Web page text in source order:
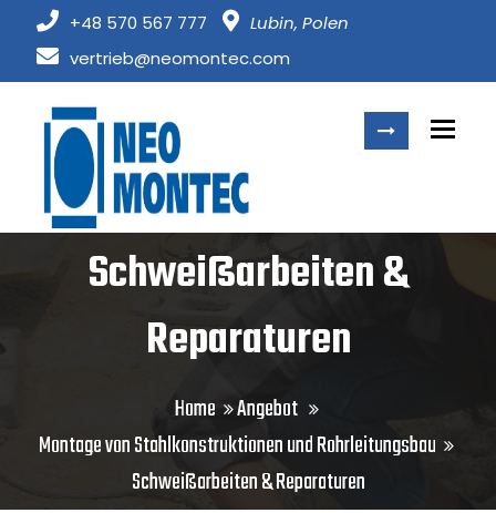
+48 570 567 777
Lubin, Polen
vertrieb@neomontec.com
Schweißarbeiten &
Reparaturen
Home
Angebot
Montage von Stahlkonstruktionen und Rohrleitungsbau
Schweißarbeiten & Reparaturen